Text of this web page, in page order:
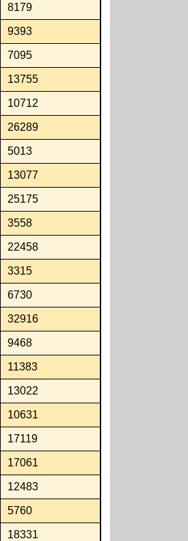
8179
9393
7095
13755
10712
26289
5013
13077
25175
3558
22458
3315
6730
32916
9468
11383
13022
10631
17119
17061
12483
5760
18331